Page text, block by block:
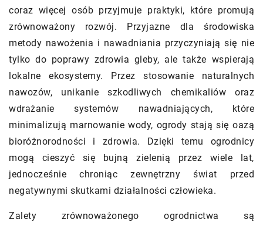
coraz więcej osób przyjmuje praktyki, które promują
zrównoważony rozwój. Przyjazne dla środowiska
metody nawożenia i nawadniania przyczyniają się nie
tylko do poprawy zdrowia gleby, ale także wspierają
lokalne ekosystemy. Przez stosowanie naturalnych
nawozów, unikanie szkodliwych chemikaliów oraz
wdrażanie systemów nawadniających, które
minimalizują marnowanie wody, ogrody stają się oazą
bioróżnorodności i zdrowia. Dzięki temu ogrodnicy
mogą cieszyć się bujną zielenią przez wiele lat,
jednocześnie chroniąc zewnętrzny świat przed
negatywnymi skutkami działalności człowieka.
Zalety zrównoważonego ogrodnictwa są